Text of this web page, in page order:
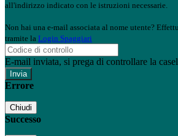
all'indirizzo indicato con le istruzioni necessarie.
Non hai una e-mail associata al nome utente?
tramite la Login Spaggiari
E-mail inviata, si prega di controllare la
Errore
Chiudi
Successo